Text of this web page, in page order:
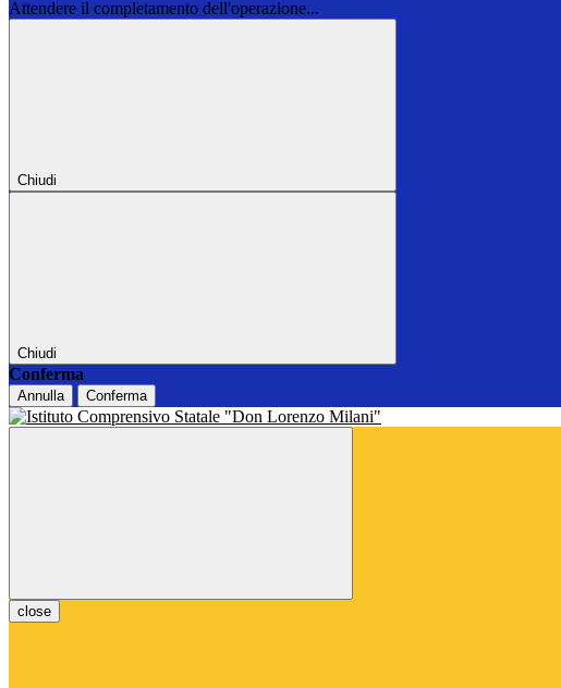
Attendere il completamento dell'operazione...
Chiudi
Chiudi
Conferma
Annulla Conferma
close